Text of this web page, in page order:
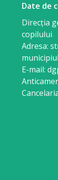
Date de
Direcția
copilului
Adresa:
E-mail: